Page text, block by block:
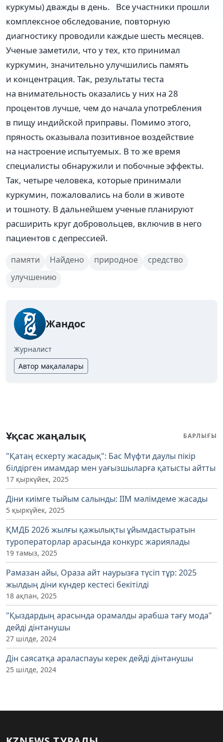
куркумы) дважды в день. Все участники прошли
комплексное обследование, повторную
диагностику проводили каждые шесть месяцев.
Ученые заметили, что у тех, кто принимал
куркумин, значительно улучшились память
и концентрация. Так, результаты теста
на внимательность оказались у них на 28
процентов лучше, чем до начала употребления
в пищу индийской приправы. Помимо этого,
пряность оказывала позитивное воздействие
на настроение испытуемых. В то же время
специалисты обнаружили и побочные эффекты.
Так, четыре человека, которые принимали
куркумин, пожаловались на боли в животе
и тошноту. В дальнейшем ученые планируют
расширить круг добровольцев, включив в него
пациентов с депрессией.
памяти Найдено природное
средство
улучшению
Жандос
Журналист
Автор мақалалары
Ұқсас жаңалық БАРЛЫҒЫ
"Қатаң ескерту жасадық": Бас Мүфти даулы пікір
білдірген имамдар мен уағызшыларға қатысты айтты
17 қыркүйек, 2025
Діни киімге тыйым салынды: ІІМ мәлімдеме жасады
5 қыркүйек, 2025
ҚМДБ 2026 жылғы қажылықты ұйымдастыратын
туроператорлар арасында конкурс жариялады
19 тамыз, 2025
Рамазан айы, Ораза айт наурызға түсіп тұр: 2025
жылдың діни күндер кестесі бекітілді
18 ақпан, 2025
"Қыздардың арасында орамалды арабша тағу мода"
дейді дінтанушы
27 шілде, 2024
Дін саясатқа араласпауы керек дейді дінтанушы
25 шілде, 2024